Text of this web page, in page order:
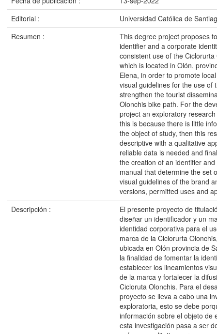
Editorial :
Universidad Católica de
Resumen :
This degree project proposes
identifier and a corporate
consistent use of the
which is located in Olón,
Elena, in order to promote
visual guidelines for the use of
strengthen the tourist
Olonchis bike path. For the
project an exploratory
this is because there is little
the object of study, then this
descriptive with a qualitative
reliable data is needed and
the creation of an identifier
manual that determine the set
visual guidelines of the brand
versions, permitted uses and
Descripción :
El presente proyecto de
diseñar un identificador y un
identidad corporativa para el
marca de la Ciclorurta
ubicada en Olón provincia de
la finalidad de fomentar la
establecer los lineamientos
de la marca y fortalecer la
Cicloruta Olonchis. Para el
proyecto se lleva a cabo una
exploratoria, esto se debe
información sobre el objeto de
esta investigación pasa a ser